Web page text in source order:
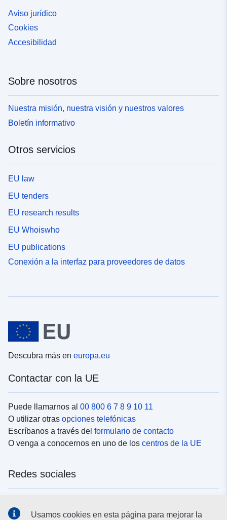
Aviso jurídico
Cookies
Accesibilidad
Sobre nosotros
Nuestra misión, nuestra visión y nuestros valores
Boletín informativo
Otros servicios
EU law
EU tenders
EU research results
EU Whoiswho
EU publications
Conexión a la interfaz para proveedores de datos
Descubra más en europa.eu
Contactar con la UE
Puede llamarnos al 00 800 6 7 8 9 10 11
O utilizar otras opciones telefónicas
Escríbanos a través del formulario de contacto
O venga a conocernos en uno de los centros de la UE
Redes sociales
Usamos cookies en esta página para mejorar la